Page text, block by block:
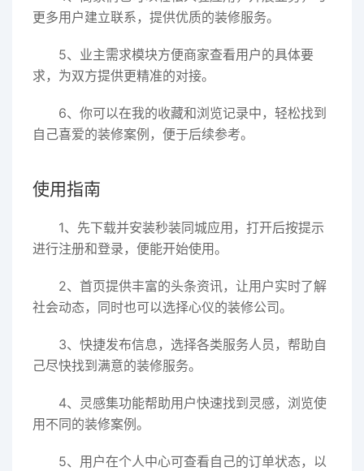
更多用户建立联系，提供优质的装修服务。
5、业主需求模块方便商家查看用户的具体要
求，为双方提供更精准的对接。
6、你可以在我的收藏和浏览记录中，轻松找到
自己喜爱的装修案例，便于后续参考。
使用指南
1、先下载并安装秒装同城应用，打开后按提示
进行注册和登录，便能开始使用。
2、首页提供丰富的头条资讯，让用户实时了解
社会动态，同时也可以选择心仪的装修公司。
3、快捷发布信息，选择各类服务人员，帮助自
己尽快找到满意的装修服务。
4、灵感集功能帮助用户快速找到灵感，浏览使
用不同的装修案例。
5、用户在个人中心可查看自己的订单状态，以